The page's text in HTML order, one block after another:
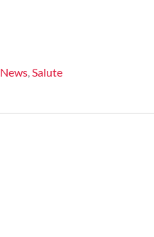
News Salute